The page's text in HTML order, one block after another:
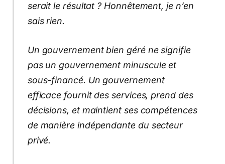
serait le résultat ? Honnêtement, je n’en
sais rien.
Un gouvernement bien géré ne signifie
pas un gouvernement minuscule et
sous-financé. Un gouvernement
efficace fournit des services, prend des
décisions, et maintient ses compétences
de manière indépendante du secteur
privé.